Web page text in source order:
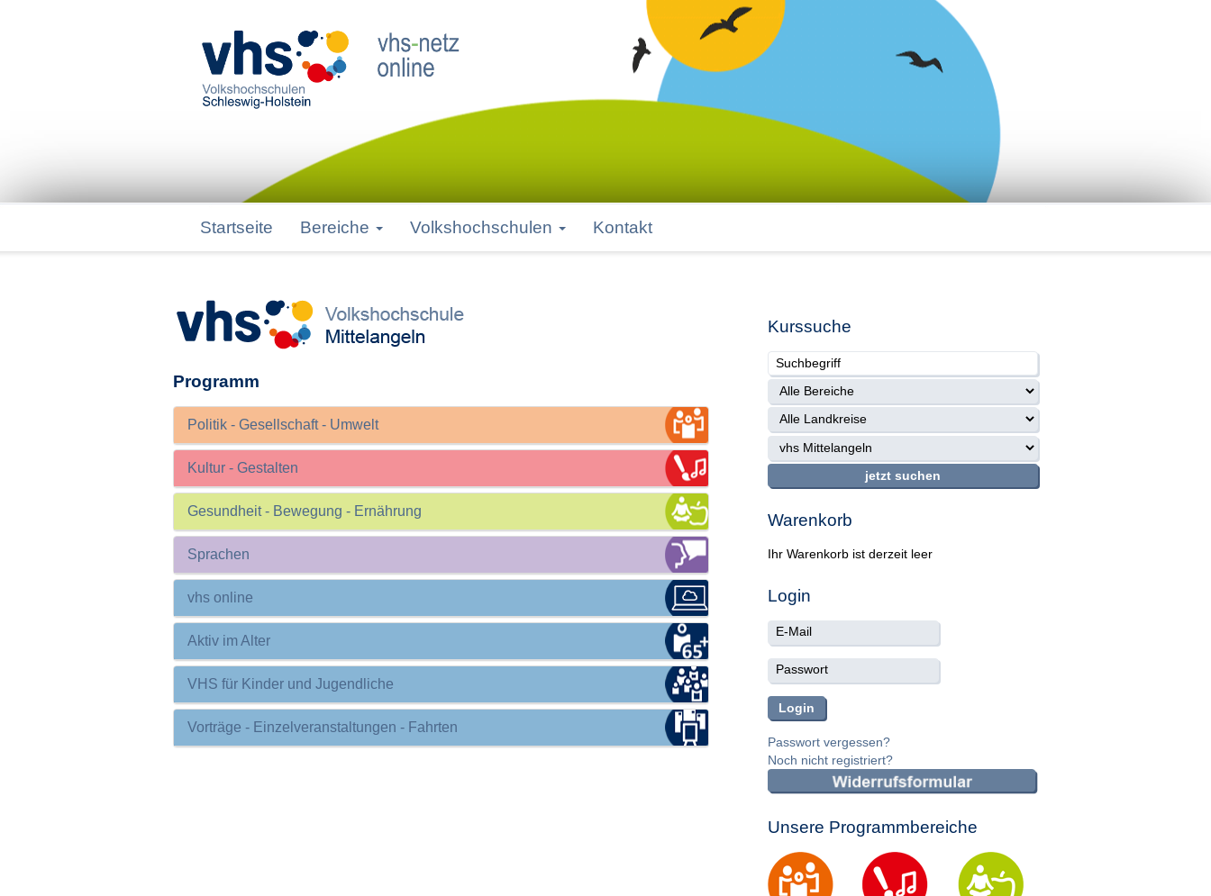
Startseite Bereiche Volkshochschulen Kontakt
Programm
Politik - Gesellschaft - Umwelt
Kultur - Gestalten
Gesundheit - Bewegung - Ernährung
Sprachen
vhs online
Aktiv im Alter
VHS für Kinder und Jugendliche
Vorträge - Einzelveranstaltungen - Fahrten
Kurssuche
Warenkorb
Ihr Warenkorb ist derzeit leer
Login
Passwort vergessen?
Noch nicht registriert?
Unsere Programmbereiche